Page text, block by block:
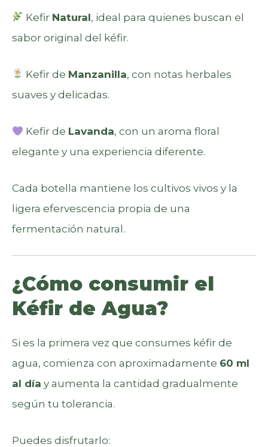
Kefir Natural, ideal para quienes buscan el
sabor original del kéfir.
Kefir de Manzanilla, con notas herbales
suaves y delicadas.
Kefir de Lavanda, con un aroma floral
elegante y una experiencia diferente.
Cada botella mantiene los cultivos vivos y la
ligera efervescencia propia de una
fermentación natural.
¿Cómo consumir el
Kéfir de Agua?
Si es la primera vez que consumes kéfir de
agua, comienza con aproximadamente 60 ml
al día y aumenta la cantidad gradualmente
según tu tolerancia.
Puedes disfrutarlo: